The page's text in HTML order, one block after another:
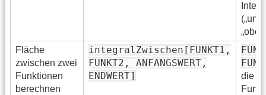
Fläche
zwischen zwei
Funktionen
berechnen
integralZwischen[FUNKT1,
FUNKT2, ANFANGSWERT,
ENDWERT]
die